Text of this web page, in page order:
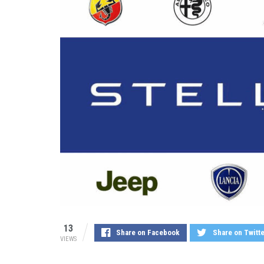
13
VIEWS
Share on Facebook Share on